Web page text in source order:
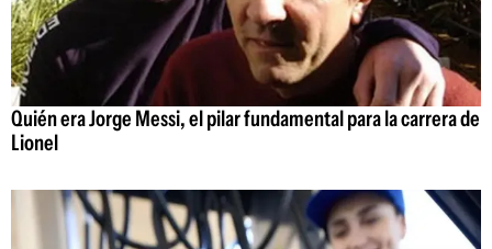
Quién era Jorge Messi, el pilar fundamental para la carrera de
Lionel